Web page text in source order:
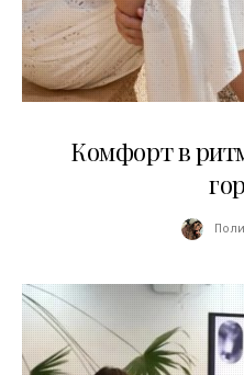
Комфорт в